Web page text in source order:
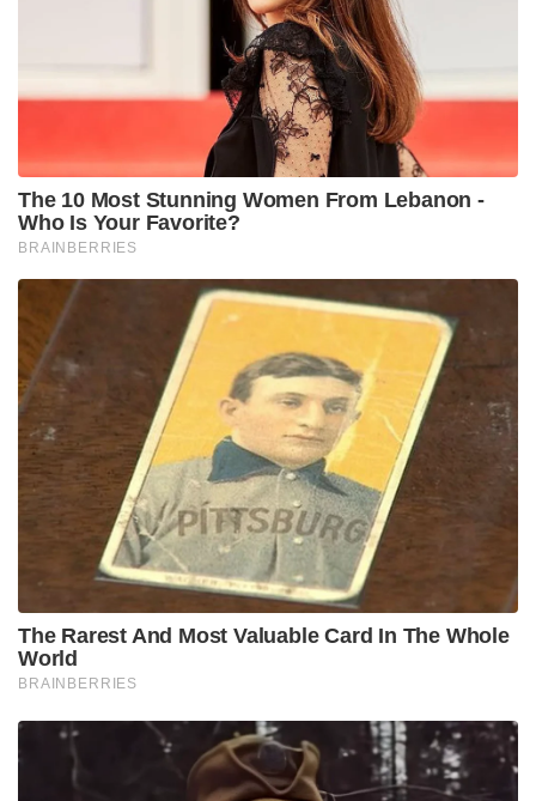
The 10 Most Stunning Women From Lebanon -
Who Is Your Favorite?
BRAINBERRIES
The Rarest And Most Valuable Card In The Whole
World
BRAINBERRIES